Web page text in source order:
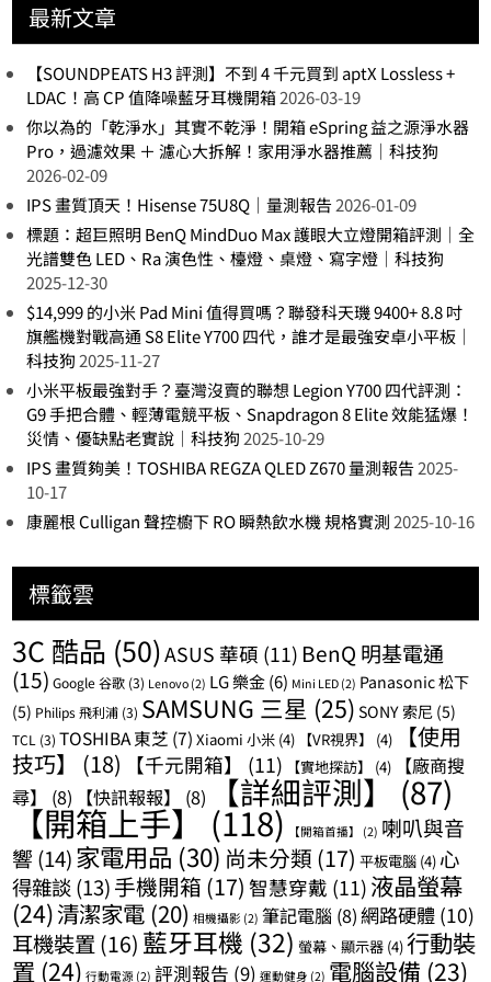
最新文章
【SOUNDPEATS H3 評測】不到 4 千元買到 aptX Lossless +
LDAC！高 CP 值降噪藍牙耳機開箱2026-03-19
你以為的「乾淨水」其實不乾淨！開箱 eSpring 益之源淨水器
Pro，過濾效果 ＋ 濾心大拆解！家用淨水器推薦｜科技狗
2026-02-09
IPS 畫質頂天！Hisense 75U8Q｜量測報告2026-01-09
標題：超巨照明 BenQ MindDuo Max 護眼大立燈開箱評測｜全
光譜雙色 LED、Ra 演色性、檯燈、桌燈、寫字燈｜科技狗
2025-12-30
$14,999 的小米 Pad Mini 值得買嗎？聯發科天璣 9400+ 8.8 吋
旗艦機對戰高通 S8 Elite Y700 四代，誰才是最強安卓小平板｜
科技狗 2025-11-27
小米平板最強對手？臺灣沒賣的聯想 Legion Y700 四代評測：
G9 手把合體、輕薄電競平板、Snapdragon 8 Elite 效能猛爆！
災情、優缺點老實說｜科技狗 2025-10-29
IPS 畫質夠美！TOSHIBA REGZA QLED Z670 量測報告2025-
10-17
康麗根 Culligan 聲控櫥下 RO 瞬熱飲水機 規格實測 2025-10-16
標籤雲
3C 酷品 (50)ASUS 華碩 (11) BenQ 明基電通
(15) Google 谷歌 (3) Lenovo (2) LG 樂金(6) Mini LED (2) Panasonic 松下
(5) Philips 飛利浦 (3) SAMSUNG 三星 (25) SONY 索尼 (5)
TCL (3) TOSHIBA 東芝 (7) Xiaomi 小米 (4) 【VR視界】 (4)
【使用
技巧】
(18) 【千元開箱】 (11) 【實地探訪】 (4)
【廠商搜
尋】
(8) 【快訊報報】 (8) 【詳細評測】 (87)
【開箱上手】(118) 【開箱首播】 (2) 喇叭與音
響 (14)家電用品 (30) 尚未分類 (17) 平板電腦 (4) 心
得雜談 (13)手機開箱 (17) 智慧穿戴 (11) 液晶螢幕
(24)清潔家電 (20) 相機攝影 (2) 筆記電腦 (8)網路硬體 (10)
耳機裝置 (16) 藍牙耳機 (32) 螢幕、顯示器 (4)行動裝
置 (24) 行動電源 (2) 評測報告 (9) 運動健身 (2) 電腦設備 (23)